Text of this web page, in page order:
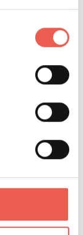
la
de la
publicitaria
encabeza la
una mayor
ese periodo.
lugar
parte de los